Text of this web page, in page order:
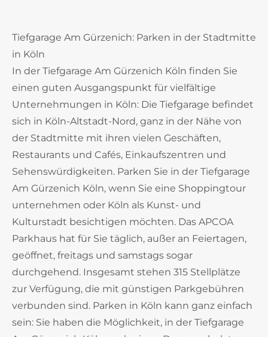
Tiefgarage Am Gürzenich: Parken in der Stadtmitte
in Köln
In der Tiefgarage Am Gürzenich Köln finden Sie
einen guten Ausgangspunkt für vielfältige
Unternehmungen in Köln: Die Tiefgarage befindet
sich in Köln-Altstadt-Nord, ganz in der Nähe von
der Stadtmitte mit ihren vielen Geschäften,
Restaurants und Cafés, Einkaufszentren und
Sehenswürdigkeiten. Parken Sie in der Tiefgarage
Am Gürzenich Köln, wenn Sie eine Shoppingtour
unternehmen oder Köln als Kunst- und
Kulturstadt besichtigen möchten. Das APCOA
Parkhaus hat für Sie täglich, außer an Feiertagen,
geöffnet, freitags und samstags sogar
durchgehend. Insgesamt stehen 315 Stellplätze
zur Verfügung, die mit günstigen Parkgebühren
verbunden sind. Parken in Köln kann ganz einfach
sein: Sie haben die Möglichkeit, in der Tiefgarage